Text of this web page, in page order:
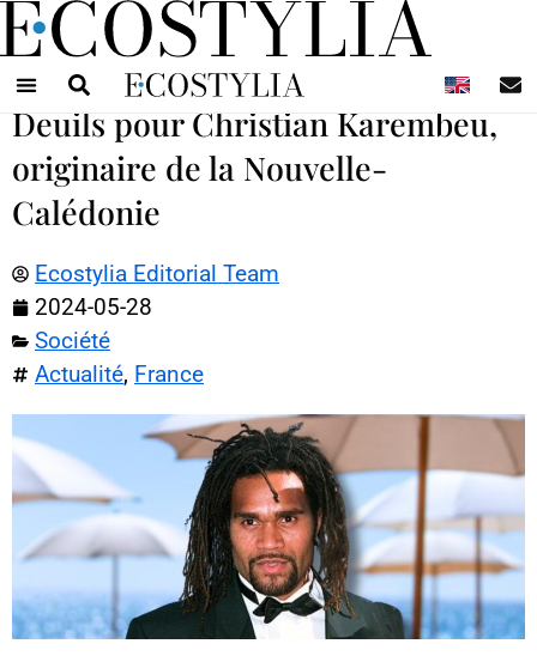
Deuils pour Christian Karembeu,
originaire de la Nouvelle-
Calédonie
Ecostylia Editorial Team
2024-05-28
Société
Actualité, France